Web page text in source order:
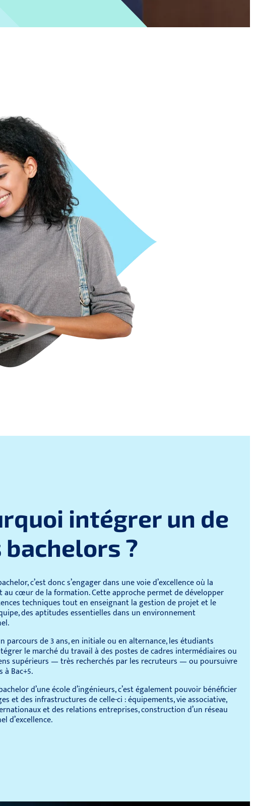
intégrer un de
bachelors ?
c’est donc s’engager dans une voie d’excellence où la
au cœur de la formation. Cette approche permet de développer
techniques tout en enseignant la gestion de projet et le
des aptitudes essentielles dans un environnement
parcours de 3 ans, en initiale ou en alternance, les étudiants
le marché du travail à des postes de cadres intermédiaires ou
supérieurs — très recherchés par les recruteurs — ou poursuivre
à Bac+5.
d’une école d’ingénieurs, c’est également pouvoir bénéficier
et des infrastructures de celle-ci : équipements, vie associative,
et des relations entreprises, construction d’un réseau
d’excellence.